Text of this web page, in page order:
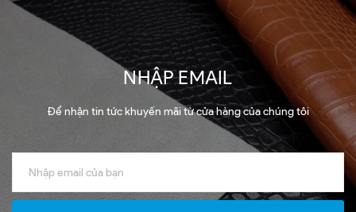
NHẬP EMAIL
Để nhận tin tức khuyến mãi từ cửa hàng của chúng tôi